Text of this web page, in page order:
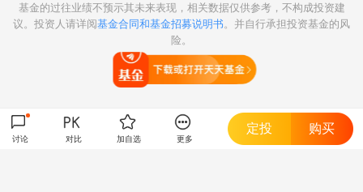
基金的过往业绩不预示其未来表现，相关数据仅供参考，不构成投资建
议。投资人请详阅基金合同和基金招募说明书。并自行承担投资基金的风
险。
讨论 对比 加自选 更多
定投 购买
打开天天基金